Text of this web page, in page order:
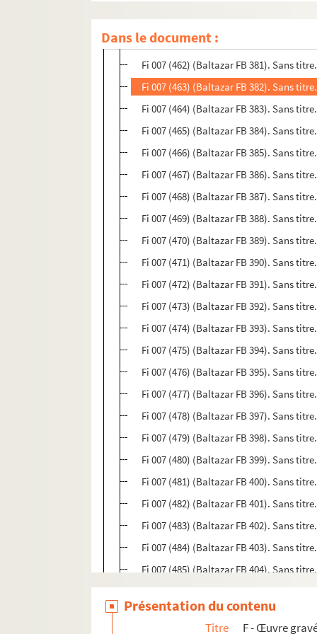
Dans le document :
Fi 007 (460) (Baltazar FB 379). Sans
Fi 007 (461) (Baltazar FB 380). Sans
Fi 007 (462) (Baltazar FB 381). Sans
Fi 007 (463) (Baltazar FB 382). Sans
Fi 007 (464) (Baltazar FB 383). Sans
Fi 007 (465) (Baltazar FB 384). Sans
Fi 007 (466) (Baltazar FB 385). Sans
Fi 007 (467) (Baltazar FB 386). Sans
Fi 007 (468) (Baltazar FB 387). Sans
Fi 007 (469) (Baltazar FB 388). Sans
Fi 007 (470) (Baltazar FB 389). Sans
Fi 007 (471) (Baltazar FB 390). Sans
Fi 007 (472) (Baltazar FB 391). Sans
Fi 007 (473) (Baltazar FB 392). Sans
Fi 007 (474) (Baltazar FB 393). Sans
Fi 007 (475) (Baltazar FB 394). Sans
Fi 007 (476) (Baltazar FB 395). Sans
Fi 007 (477) (Baltazar FB 396). Sans
Fi 007 (478) (Baltazar FB 397). Sans
Fi 007 (479) (Baltazar FB 398). Sans
Fi 007 (480) (Baltazar FB 399). Sans
Fi 007 (481) (Baltazar FB 400). Sans
Fi 007 (482) (Baltazar FB 401). Sans
Fi 007 (483) (Baltazar FB 402). Sans
Fi 007 (484) (Baltazar FB 403). Sans
Fi 007 (485) (Baltazar FB 404). Sans
Fi 007 (486) (Baltazar FB 405). Sans
Fi 007 (487) (Baltazar FB 406). Sans
Présentation du contenu
Titre F - Œuvre